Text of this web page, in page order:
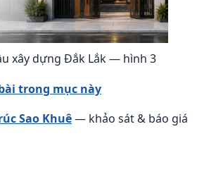
xây dựng Đắk Lắk — hình 3
trong mục này
Sao Khuê— khảo sát & báo giá